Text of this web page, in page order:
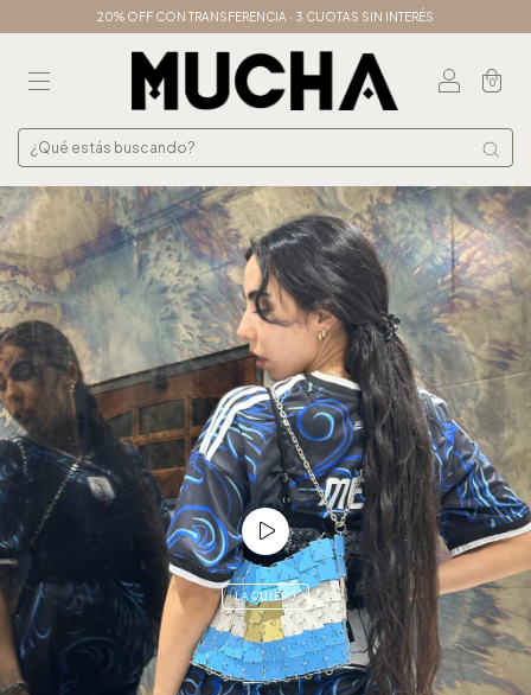
20% OFF CON TRANSFERENCIA · 3 CUOTAS SIN INTERÉS
0
LA QUIERO